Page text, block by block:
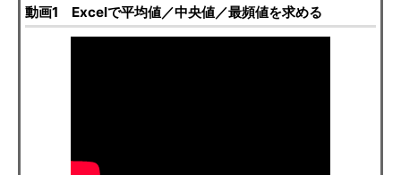
動画1 Excelで平均値／中央値／最頻値を求める